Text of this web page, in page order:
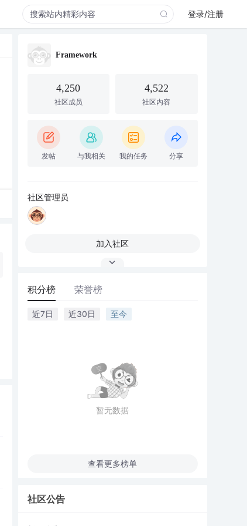
登录/注册
Framework
4,250
社区成员
4,522
社区内容
发帖 与我相关 我的任务 分享
社区管理员
加入社区
积分榜 荣誉榜
近7日 近30日 至今
暂无数据
查看更多榜单
社区公告